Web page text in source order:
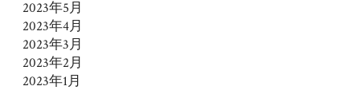
2023年5月
2023年4月
2023年3月
2023年2月
2023年1月